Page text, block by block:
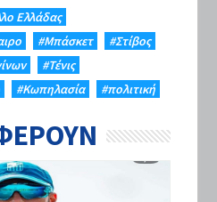
Ελλάδας
#Μπάσκετ
#Στίβος
#Τένις
#Κωπηλασία #πολιτική